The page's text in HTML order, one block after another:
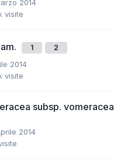
2014
visite
1 2
2014
visite
subsp.
2014